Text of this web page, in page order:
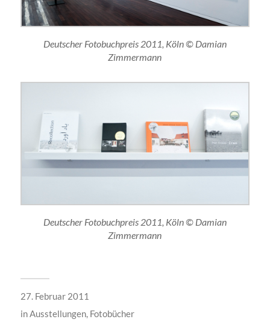
Deutscher Fotobuchpreis 2011, Köln © Damian
Zimmermann
Deutscher Fotobuchpreis 2011, Köln © Damian
Zimmermann
27. Februar 2011
inAusstellungen, Fotobücher